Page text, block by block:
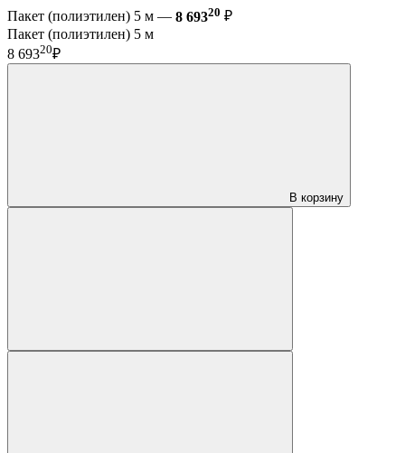
Пакет (полиэтилен) 5 м — 8 69320 ₽
Пакет (полиэтилен) 5 м
8 69320₽
В корзину